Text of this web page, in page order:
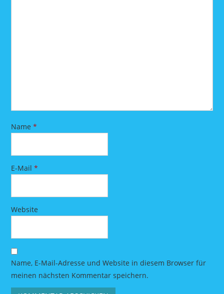
Name*
E-Mail*
Website
Name, E-Mail-Adresse und Website in diesem Browser für
meinen nächsten Kommentar speichern.